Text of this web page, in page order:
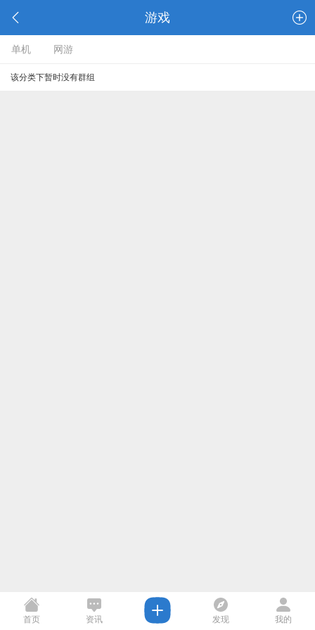
游戏
单机 网游
该分类下暂时没有群组
首页 资讯 发现 我的